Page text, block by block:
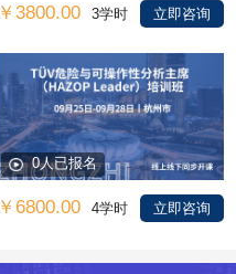
￥3800.00 3学时 立即咨询
0人已报名
￥6800.00 4学时 立即咨询